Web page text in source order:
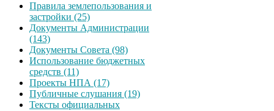
Правила землепользования и
застройки (25)
Документы Администрации
(143)
Документы Совета (98)
Использование бюджетных
средств (11)
Проекты НПА (17)
Публичные слушания (19)
Тексты официальных